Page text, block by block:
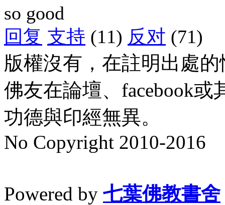
so good
回复 支持 (11) 反对 (71)
版權沒有，在註明出處
佛友在論壇、facebook
功德與印經無異。
No Copyright 2010-2016
Powered by 七葉佛教書舍